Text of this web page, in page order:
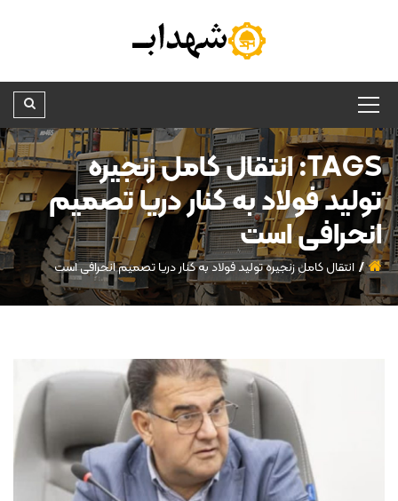
TAGS: انتقال کامل زنجیره
تولید فولاد به کنار دریا تصمیم
انحرافی است
انتقال کامل زنجیره تولید فولاد به کنار دریا تصمیم انحرافی است